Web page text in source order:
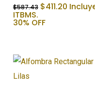
$587.43 El
original
$411.20El
precio
ITBMS.
30% OFF